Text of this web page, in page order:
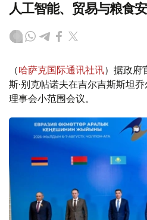
人工智能、贸易与粮食
（哈萨克国际通讯社讯）据政府
斯·别克帖诺夫在吉尔吉斯斯坦
理事会小范围会议。